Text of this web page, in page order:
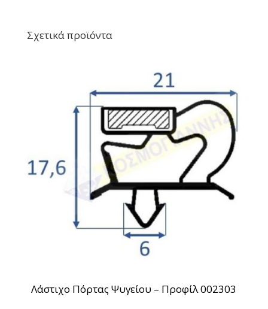
Σχετικά προϊόντα
Λάστιχο Πόρτας Ψυγείου – Προφίλ 002303